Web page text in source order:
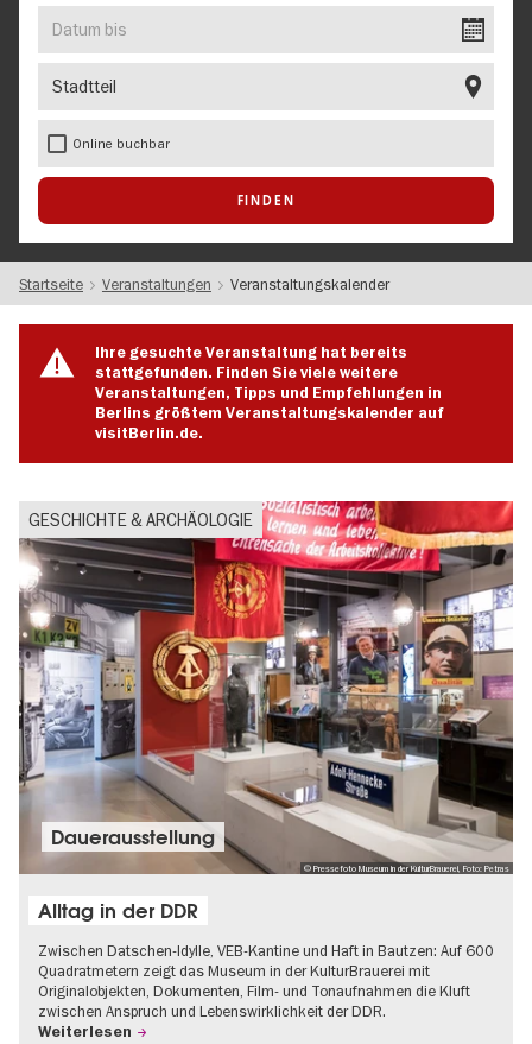
bis
Online buchbar
Startseite Veranstaltungen Veranstaltungskalender
Ihre gesuchte Veranstaltung hat bereits
stattgefunden. Finden Sie viele weitere
Veranstaltungen, Tipps und Empfehlungen in
Berlins größtem Veranstaltungskalender auf
visitBerlin.de.
GESCHICHTE & ARCHÄOLOGIE
© Pressefoto Museum in der KulturBrauerei, Foto: Petras
Dauer­aus­stel­lung
Alltag in der DDR
Zwischen Datschen-Idylle, VEB-Kantine und Haft in Bautzen: Auf 600
Quadratmetern zeigt das Museum in der KulturBrauerei mit
Originalobjekten, Dokumenten, Film- und Tonaufnahmen die Kluft
zwischen Anspruch und Lebenswirklichkeit der DDR.
Weiterlesen